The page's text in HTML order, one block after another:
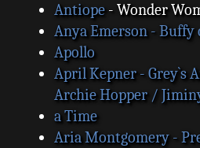
Antiope- Wonder
Anya Emerson - Buffy
Apollo
April Kepner - Grey`s
Archie Hopper /
a Time
Aria Montgomery -